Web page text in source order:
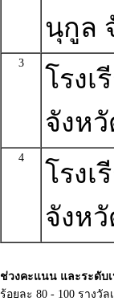
นุกูล
3
โรง
จังห
4
โรง
จังห
ช่วงคะแนน และระดับ
ร้อยละ 80 - 100 รางวั